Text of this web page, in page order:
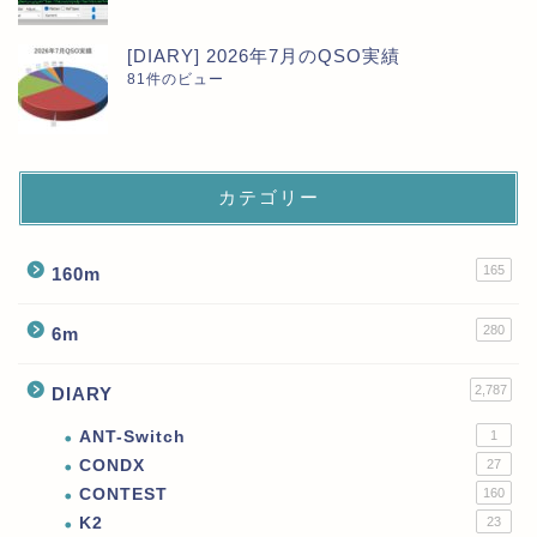
[DIARY] 2026年7月のQSO実績
81件のビュー
カテゴリー
160m 165
6m 280
DIARY 2,787
ANT-Switch 1
CONDX 27
CONTEST 160
K2 23